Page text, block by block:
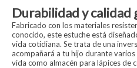
Durabilidad y calidad
Fabricado con los materiales
conocido, este estuche está
vida cotidiana. Se trata de una
acompañará a tu hijo durante
vida como almacén para lápices de